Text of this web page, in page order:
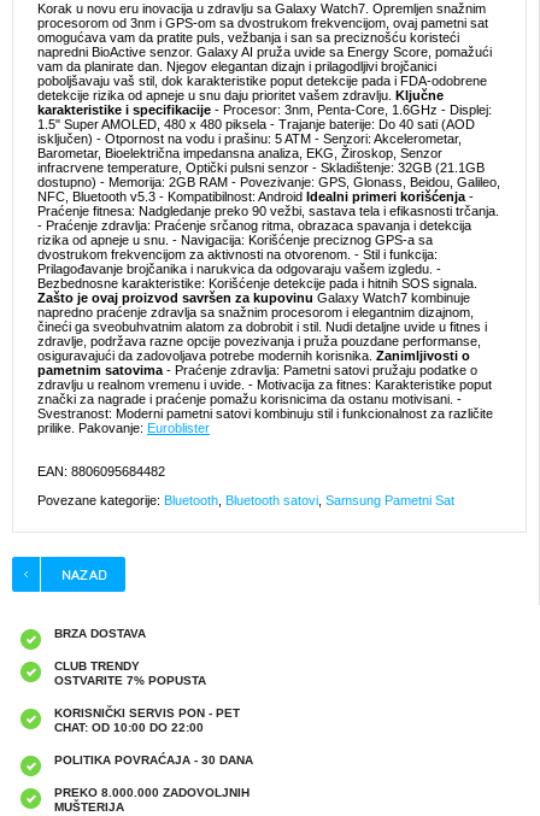
Korak u novu eru inovacija u zdravlju sa Galaxy Watch7. Opremljen snažnim
procesorom od 3nm i GPS-om sa dvostrukom frekvencijom, ovaj pametni sat
omogućava vam da pratite puls, vežbanja i san sa preciznošću koristeći
napredni BioActive senzor. Galaxy AI pruža uvide sa Energy Score, pomažući
vam da planirate dan. Njegov elegantan dizajn i prilagodljivi brojčanici
poboljšavaju vaš stil, dok karakteristike poput detekcije pada i FDA-odobrene
detekcije rizika od apneje u snu daju prioritet vašem zdravlju.
Ključne
karakteristike i specifikacije - Procesor: 3nm, Penta-Core, 1.6GHz - Displej:
1.5" Super AMOLED, 480 x 480 piksela - Trajanje baterije: Do 40 sati (AOD
isključen) - Otpornost na vodu i prašinu: 5 ATM - Senzori: Akcelerometar,
Barometar, Bioelektrična impedansna analiza, EKG, Žiroskop, Senzor
infracrvene temperature, Optički pulsni senzor - Skladištenje: 32GB (21.1GB
dostupno) - Memorija: 2GB RAM - Povezivanje: GPS, Glonass, Beidou, Galileo,
NFC, Bluetooth v5.3 - Kompatibilnost: Android Idealni primeri korišćenja -
Praćenje fitnesa: Nadgledanje preko 90 vežbi, sastava tela i efikasnosti trčanja.
- Praćenje zdravlja: Praćenje srčanog ritma, obrazaca spavanja i detekcija
rizika od apneje u snu. - Navigacija: Korišćenje preciznog GPS-a sa
dvostrukom frekvencijom za aktivnosti na otvorenom. - Stil i funkcija:
Prilagođavanje brojčanika i narukvica da odgovaraju vašem izgledu. -
Bezbednosne karakteristike: Korišćenje detekcije pada i hitnih SOS signala.
Zašto je ovaj proizvod savršen za kupovinu Galaxy Watch7 kombinuje
napredno praćenje zdravlja sa snažnim procesorom i elegantnim dizajnom,
čineći ga sveobuhvatnim alatom za dobrobit i stil. Nudi detaljne uvide u fitnes i
zdravlje, podržava razne opcije povezivanja i pruža pouzdane performanse,
osiguravajući da zadovoljava potrebe modernih korisnika. Zanimljivosti o
pametnim satovima - Praćenje zdravlja: Pametni satovi pružaju podatke o
zdravlju u realnom vremenu i uvide. - Motivacija za fitnes: Karakteristike poput
znački za nagrade i praćenje pomažu korisnicima da ostanu motivisani. -
Svestranost: Moderni pametni satovi kombinuju stil i funkcionalnost za različite
prilike. Pakovanje: Euroblister
EAN: 8806095684482
Povezane kategorije: Bluetooth Bluetooth satovi Samsung Pametni Sat
BRZA DOSTAVA
CLUB TRENDY
OSTVARITE 7% POPUSTA
KORISNIČKI SERVIS PON - PET
CHAT: OD 10:00 DO 22:00
POLITIKA POVRAĆAJA - 30 DANA
PREKO 8.000.000 ZADOVOLJNIH
MUŠTERIJA